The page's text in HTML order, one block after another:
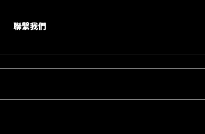
聯繫我們